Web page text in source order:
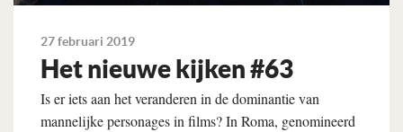
27 februari 2019
Het nieuwe kijken #63
Is er iets aan het veranderen in de dominantie van
mannelijke personages in films? In Roma, genomineerd